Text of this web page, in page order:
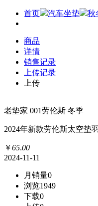
首页 汽车坐垫 秋
商品
详情
销售记录
上传记录
上传
老垫家 001劳伦斯 冬季
2024年新款劳伦斯太空垫
￥65.00
2024-11-11
月销量0
浏览1949
下载0